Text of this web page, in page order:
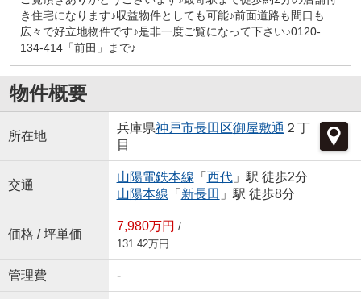
き住宅になります♪収益物件としても可能♪前面道路も間口も
広々で好立地物件です♪是非一度ご覧になって下さい♪0120-
134-414「前田」まで♪
物件概要
所在地
兵庫県神戸市長田区御屋敷通 ２丁
目
交通
山陽電鉄本線 「 西代」駅 徒歩2分
山陽本線 「 新長田 」駅 徒歩8分
価格 / 坪単価
7,980万円 /
131.42万円
管理費 -